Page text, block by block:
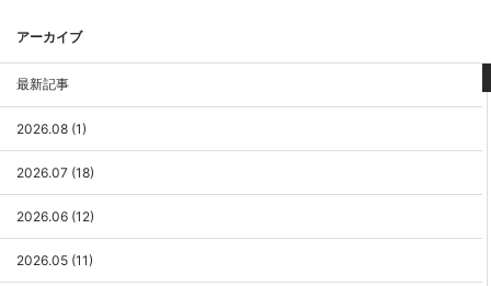
アーカイブ
最新記事
2026.08 (1)
2026.07 (18)
2026.06 (12)
2026.05 (11)